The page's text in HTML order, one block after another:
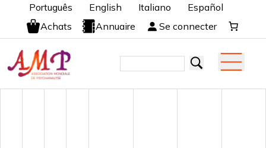
Português English Italiano
Español
Achats
Annuaire Se connecter